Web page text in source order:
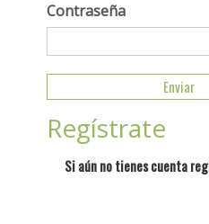
Contraseña
Regístrate
Si aún no tienes cuenta